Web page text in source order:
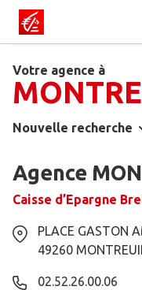
Votre agence à
Nouvelle recherche
Agence
Caisse d’Epargne
PLACE GASTON
49260
02.52.26.00.06